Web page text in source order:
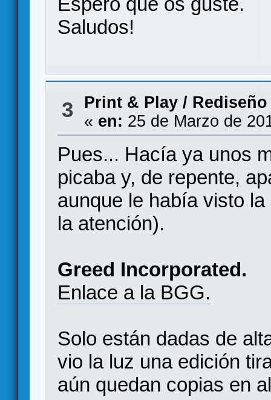
Saludos!
3 Print & Play/
« en: 25 de Marzo de
Pues... Hacía ya unos
picaba y, de repente,
aunque le había visto
la atención).
Greed Incorporated.
Enlace a la BGG.
Solo están dadas de
vio la luz una edición
aún quedan copias en